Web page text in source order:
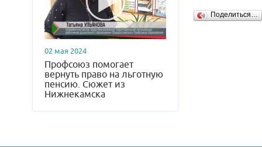
02 мая 2024
Профсоюз помогает
вернуть право на льготную
пенсию. Сюжет из
Нижнекамска
Поделиться…